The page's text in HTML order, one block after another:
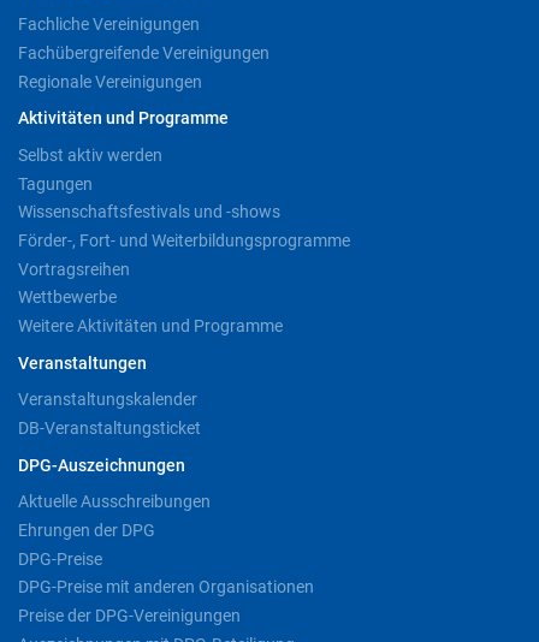
Fachliche Vereinigungen
Fachübergreifende Vereinigungen
Regionale Vereinigungen
Aktivitäten und Programme
Selbst aktiv werden
Tagungen
Wissenschaftsfestivals und -shows
Förder-, Fort- und Weiterbildungsprogramme
Vortragsreihen
Wettbewerbe
Weitere Aktivitäten und Programme
Veranstaltungen
Veranstaltungskalender
DB-Veranstaltungsticket
DPG-Auszeichnungen
Aktuelle Ausschreibungen
Ehrungen der DPG
DPG-Preise
DPG-Preise mit anderen Organisationen
Preise der DPG-Vereinigungen